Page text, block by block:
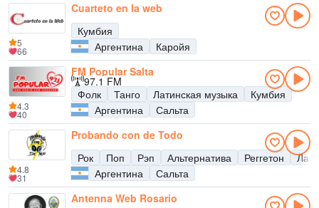
Cuarteto en la web
Кумбия
Аргентина
Каройя
5
66
FM Popular Salta
97.1 FM
Фолк
Танго Латинская музыка
Кумбия
Аргентина
Сальта
4.3
40
Probando con de Todo
Рок
Поп Рэп Альтернатива Реггетон
Аргентина
Сальта
4.8
31
Antenna Web Rosario